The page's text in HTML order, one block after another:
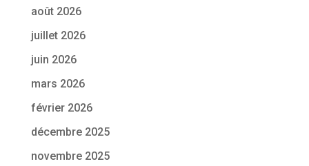
août 2026
juillet 2026
juin 2026
mars 2026
février 2026
décembre 2025
novembre 2025